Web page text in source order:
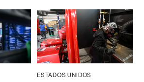
ESTADOS UNIDOS